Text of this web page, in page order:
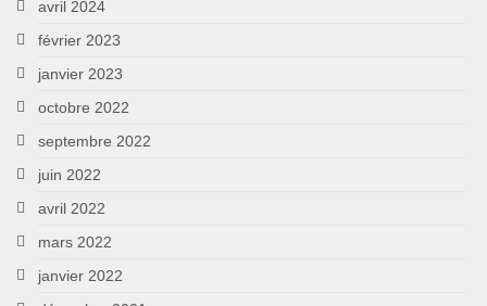
avril 2024
février 2023
janvier 2023
octobre 2022
septembre 2022
juin 2022
avril 2022
mars 2022
janvier 2022